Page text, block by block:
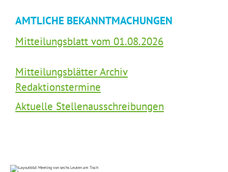
AMTLICHE BEKANNTMACHUNGEN
Mitteilungsblatt vom 01.08.2026
Mitteilungsblätter Archiv
Redaktionstermine
Aktuelle Stellenausschreibungen